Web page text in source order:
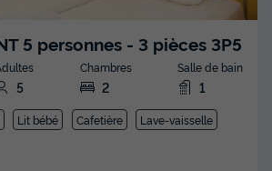
5 personnes - 3 pièces 3P5
5
Chambres
2
Salle de bain
1
Lit bébé Cafetière
Lave-vaisselle